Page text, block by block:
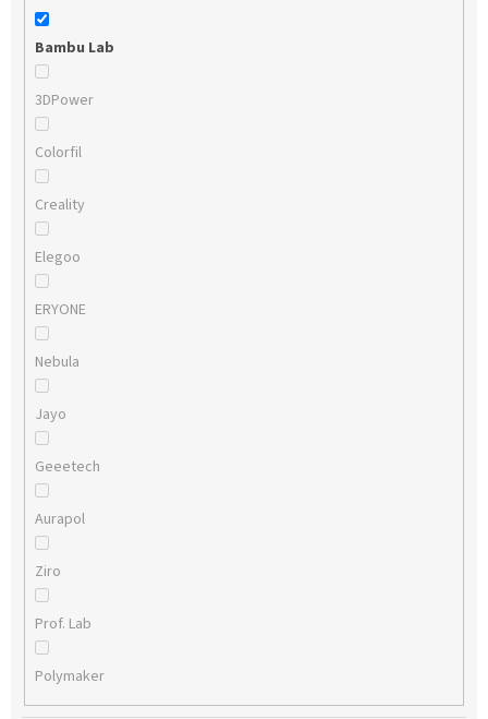
Bambu Lab
3DPower
Colorfil
Creality
Elegoo
ERYONE
Nebula
Jayo
Geeetech
Aurapol
Ziro
Prof. Lab
Polymaker